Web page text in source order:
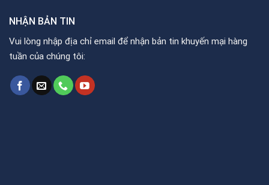
NHẬN BẢN TIN
Vui lòng nhập địa chỉ email để nhận bản tin khuyến mại hàng
tuần của chúng tôi: